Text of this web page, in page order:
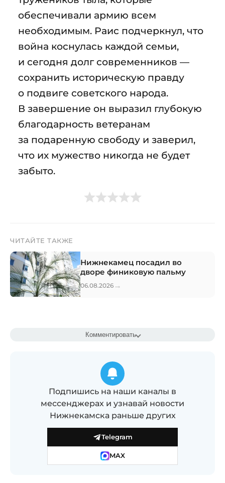
обеспечивали армию всем
необходимым. Раис подчеркнул, что
война коснулась каждой семьи,
и сегодня долг современников —
сохранить историческую правду
о подвиге советского народа.
В завершение он выразил глубокую
благодарность ветеранам
за подаренную свободу и заверил,
что их мужество никогда не будет
забыто.
ЧИТАЙТЕ ТАКЖЕ
Нижнекамец посадил во
дворе финиковую пальму
06.08.2026 →
Комментировать
Подпишись на наши каналы в
мессенджерах и узнавай новости
Нижнекамска раньше других
Telegram
MAX